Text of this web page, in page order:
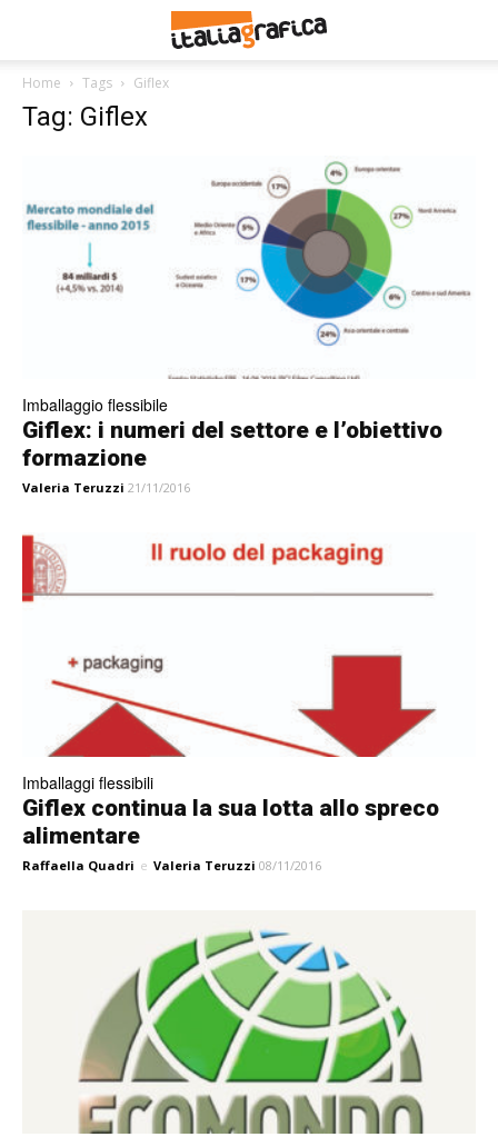
Home Tags Giflex
Tag: Giflex
Imballaggio flessibile
Giflex: i numeri del settore e l’obiettivo
formazione
Valeria Teruzzi 21/11/2016
Imballaggi flessibili
Giflex continua la sua lotta allo spreco
alimentare
Raffaella Quadri e Valeria Teruzzi 08/11/2016